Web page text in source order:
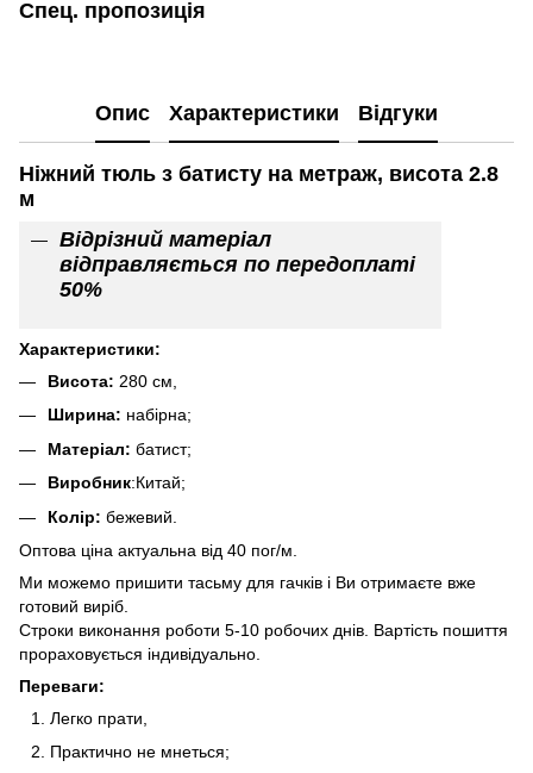
Спец. пропозиція
Опис Характеристики Відгуки
Ніжний тюль з батисту на метраж, висота 2.8
м
Відрізний матеріал
відправляється по передоплаті
50%
Характеристики:
Висота: 280 см,
Ширина: набірна;
Матеріал: батист;
Виробник:Китай;
Колір: бежевий.
Оптова ціна актуальна від 40 пог/м.
Ми можемо пришити тасьму для гачків і Ви отримаєте вже
готовий виріб.
Строки виконання роботи 5-10 робочих днів. Вартість пошиття
прораховується індивідуально.
Переваги:
Легко прати,
Практично не мнеться;